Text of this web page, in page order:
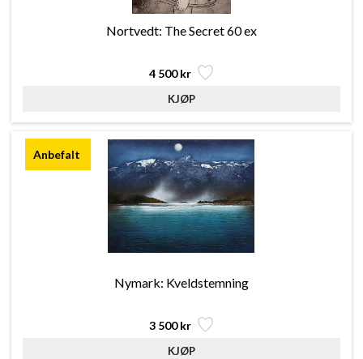
Nortvedt: The Secret 60 ex
4 500 kr
Nymark: Kveldstemning
3 500 kr